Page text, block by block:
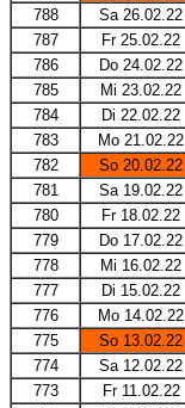
788
Sa 26.02.22
787
Fr 25.02.22
786
Do 24.02.22
785
Mi 23.02.22
784
Di 22.02.22
783
Mo 21.02.22
782
So 20.02.22
781
Sa 19.02.22
780
Fr 18.02.22
779
Do 17.02.22
778
Mi 16.02.22
777
Di 15.02.22
776
Mo 14.02.22
775
So 13.02.22
774
Sa 12.02.22
773
Fr 11.02.22